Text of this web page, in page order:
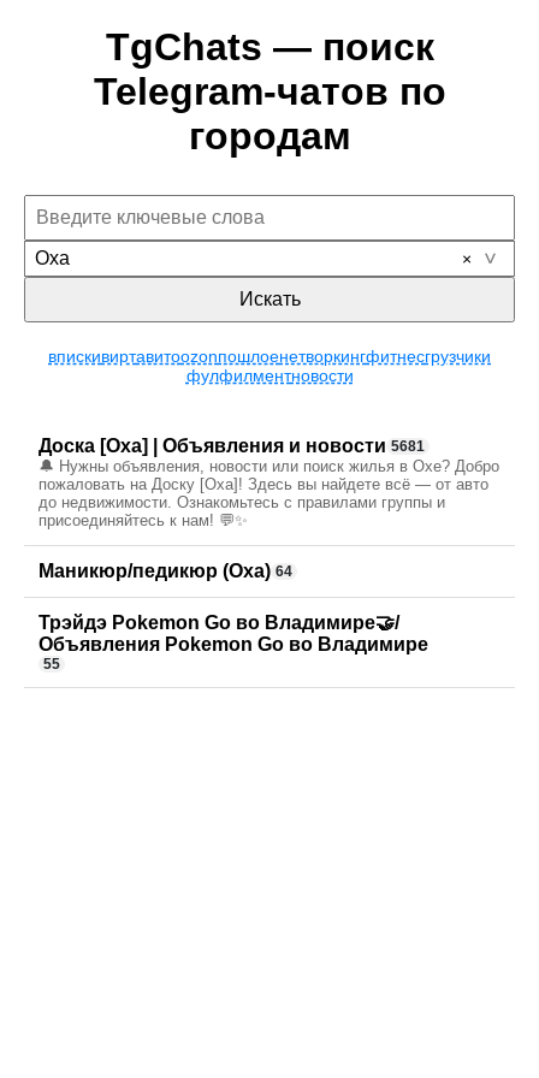
TgChats — поиск
Telegram-чатов по
городам
Оха
Искать
впискивиртавитоozonпошлоенетворкингфитнесгрузчики
фулфилментновости
Доска [Оха] | Объявления и новости 5681
🔔 Нужны объявления, новости или поиск жилья в Охе? Добро
пожаловать на Доску [Оха]! Здесь вы найдете всё — от авто
до недвижимости. Ознакомьтесь с правилами группы и
присоединяйтесь к нам! 💬✨
Маникюр/педикюр (Оха) 64
Трэйдэ Pokemon Go во Владимире🤝/
Объявления Pokemon Go во Владимире
55